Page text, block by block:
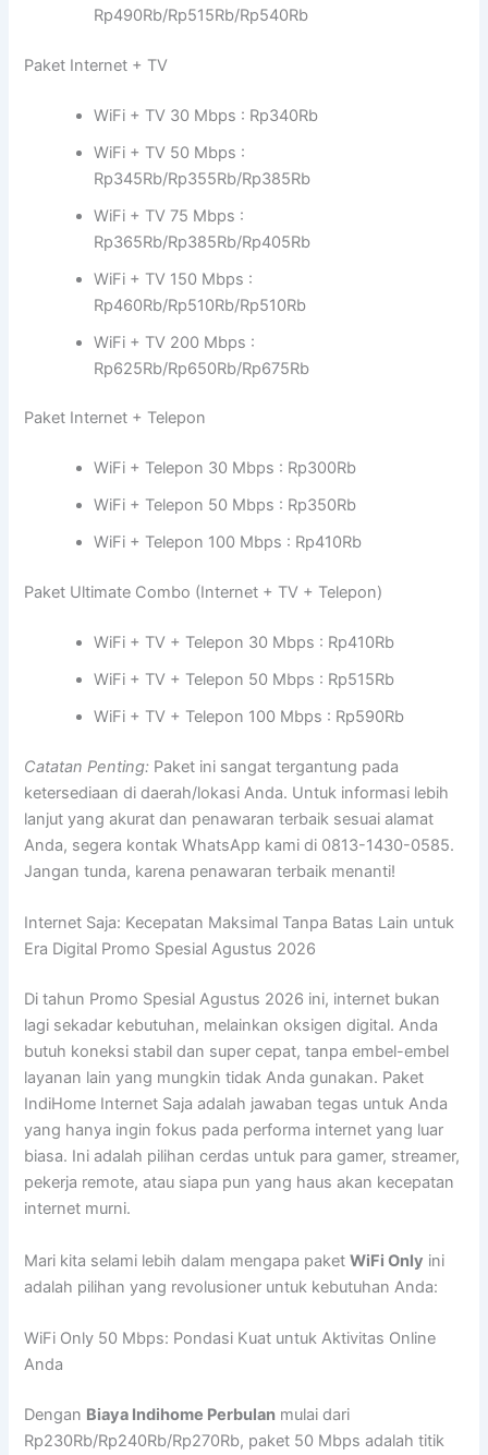
Rp490Rb/Rp515Rb/Rp540Rb
Paket Internet + TV
WiFi + TV 30 Mbps : Rp340Rb
WiFi + TV 50 Mbps :
Rp345Rb/Rp355Rb/Rp385Rb
WiFi + TV 75 Mbps :
Rp365Rb/Rp385Rb/Rp405Rb
WiFi + TV 150 Mbps :
Rp460Rb/Rp510Rb/Rp510Rb
WiFi + TV 200 Mbps :
Rp625Rb/Rp650Rb/Rp675Rb
Paket Internet + Telepon
WiFi + Telepon 30 Mbps : Rp300Rb
WiFi + Telepon 50 Mbps : Rp350Rb
WiFi + Telepon 100 Mbps : Rp410Rb
Paket Ultimate Combo (Internet + TV + Telepon)
WiFi + TV + Telepon 30 Mbps : Rp410Rb
WiFi + TV + Telepon 50 Mbps : Rp515Rb
WiFi + TV + Telepon 100 Mbps : Rp590Rb
Catatan Penting: Paket ini sangat tergantung pada
ketersediaan di daerah/lokasi Anda. Untuk informasi lebih
lanjut yang akurat dan penawaran terbaik sesuai alamat
Anda, segera kontak WhatsApp kami di 0813-1430-0585.
Jangan tunda, karena penawaran terbaik menanti!
Internet Saja: Kecepatan Maksimal Tanpa Batas Lain untuk
Era Digital Promo Spesial Agustus 2026
Di tahun Promo Spesial Agustus 2026 ini, internet bukan
lagi sekadar kebutuhan, melainkan oksigen digital. Anda
butuh koneksi stabil dan super cepat, tanpa embel-embel
layanan lain yang mungkin tidak Anda gunakan. Paket
IndiHome Internet Saja adalah jawaban tegas untuk Anda
yang hanya ingin fokus pada performa internet yang luar
biasa. Ini adalah pilihan cerdas untuk para gamer, streamer,
pekerja remote, atau siapa pun yang haus akan kecepatan
internet murni.
Mari kita selami lebih dalam mengapa paketWiFi Only ini
adalah pilihan yang revolusioner untuk kebutuhan Anda:
WiFi Only 50 Mbps: Pondasi Kuat untuk Aktivitas Online
Anda
Dengan Biaya Indihome Perbulan mulai dari
Rp230Rb/Rp240Rb/Rp270Rb, paket 50 Mbps adalah titik